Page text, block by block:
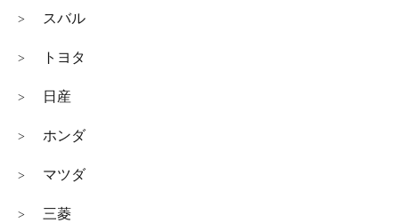
> スバル
> トヨタ
> 日産
> ホンダ
> マツダ
> 三菱